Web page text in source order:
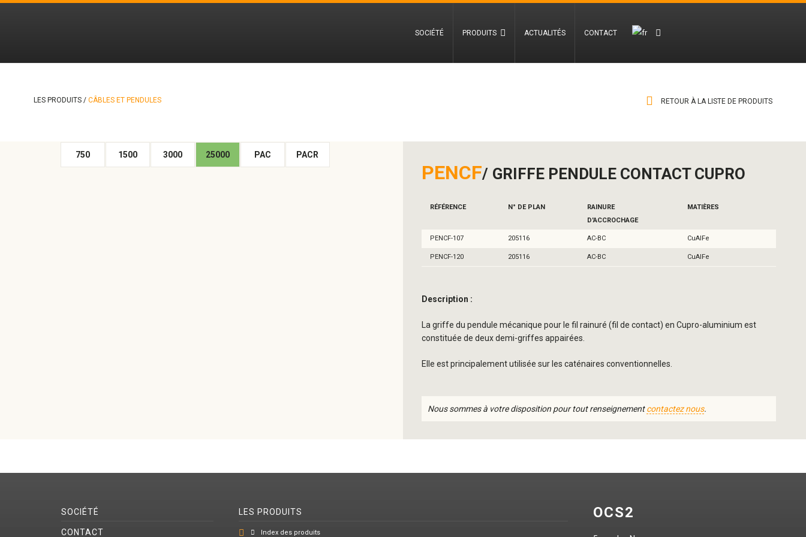
SOCIÉTÉ PRODUITS ACTUALITÉS CONTACT
LES PRODUITS / CÂBLES ET PENDULES RETOUR À LA LISTE DE PRODUITS
750 1500 3000 25000 PAC PACR
PENCF GRIFFE PENDULE CONTACT CUPRO
RÉFÉRENCE N° DE PLAN
RAINURE
D'ACCROCHAGE
MATIÈRES
PENCF-107 205116 AC-BC CuAlFe
PENCF-120 205116 AC-BC CuAlFe
Description :
La griffe du pendule mécanique pour le fil rainuré (fil de contact) en Cupro-aluminium est
constituée de deux demi-griffes appairées.
Elle est principalement utilisée sur les caténaires conventionnelles.
Nous sommes à votre disposition pour tout renseignementcontactez nous.
SOCIÉTÉ
CONTACT
LES PRODUITS
Index des produits
OCS2